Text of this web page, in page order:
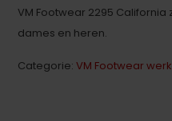
VM Footwear 2295
dames en heren.
Categorie:VM Footwear